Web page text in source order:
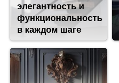
элегантность и
функциональность
в каждом шаге